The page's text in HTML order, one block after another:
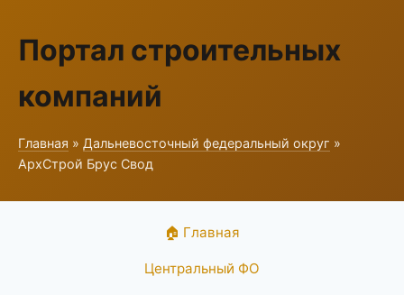
Портал строительных
компаний
Главная » Дальневосточный федеральный округ »
АрхСтрой Брус Свод
🏠 Главная
Центральный ФО